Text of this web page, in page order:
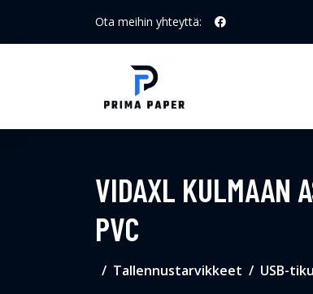
Ota meihin yhteyttä:
VIDAXL KULMAAN
PVC
Tallennustarvikkeet USB-